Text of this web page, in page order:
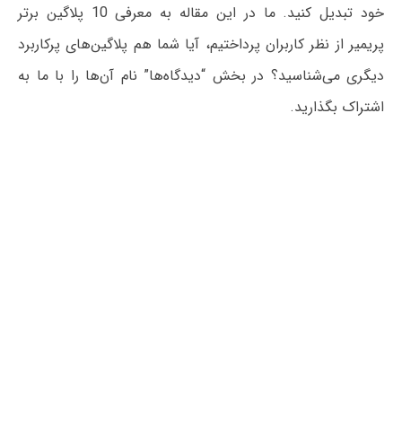
خود تبدیل کنید. ما در این مقاله به معرفی 10 پلاگین برتر
پریمیر از نظر کاربران پرداختیم، آیا شما هم پلاگین‌های پرکاربرد
دیگری می‌شناسید؟ در بخش “دیدگاه‌ها” نام آن‌ها را با ما به
اشتراک بگذارید.